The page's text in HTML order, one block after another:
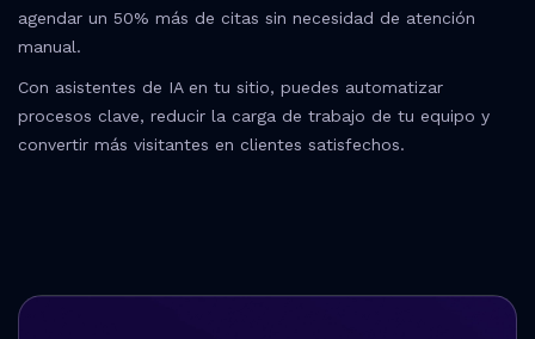
agendar un 50% más de citas sin necesidad de atención
manual.
Con asistentes de IA en tu sitio, puedes automatizar
procesos clave, reducir la carga de trabajo de tu equipo y
convertir más visitantes en clientes satisfechos.